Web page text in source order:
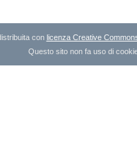
con licenza Creative
Questo sito non fa uso di